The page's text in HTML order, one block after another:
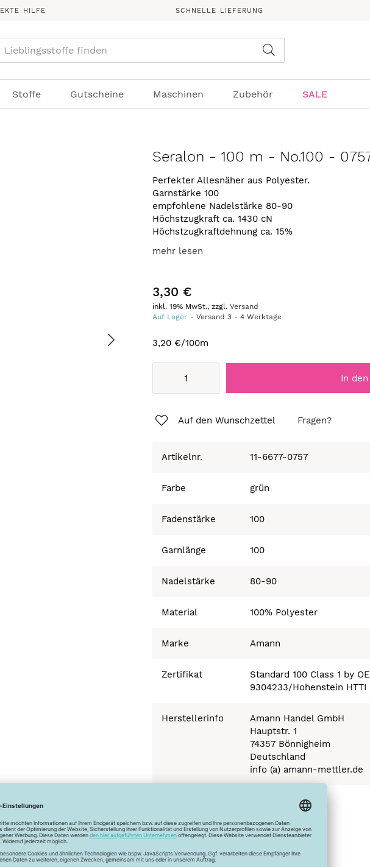
HILFE SCHNELLE LIEFERUNG
Stoffe Gutscheine Maschinen Zubehör SALE
Seralon - 100 m - No.100 -
Perfekter Allesnäher aus Polyester.
Garnstärke 100
empfohlene Nadelstärke 80-90
Höchstzugkraft ca. 1430 cN
Höchstzugkraftdehnung ca. 15%
mehr lesen
3,30 €
inkl. 19% MwSt., zzgl.Versand
Auf Lager
Versand3 -4 Werktage
3,20 €/100m
In
Auf den Wunschzettel Fragen?
Artikelnr. 11-6677-0757
Farbe grün
Fadenstärke 100
Garnlänge 100
Nadelstärke 80-90
Material 100% Polyester
Marke Amann
Zertifikat
Standard 100 Class 1 by
9304233/Hohenstein HTTI
Herstellerinfo
Amann Handel GmbH
Hauptstr. 1
74357 Bönnigheim
Deutschland
info (a) amann-mettler.de